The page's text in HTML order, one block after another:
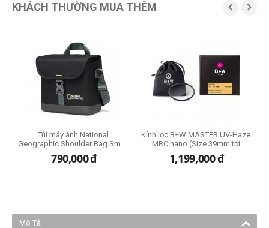
KHÁCH THƯỜNG MUA THÊM  
Túi máy ảnh National
Geographic Shoulder Bag Small
(NG E2 2360)
790,000đ
Kính lọc B+W MASTER UV-Haze
MRC nano (Size 39mm tới
95mm)
1,199,000đ
Mô Tả